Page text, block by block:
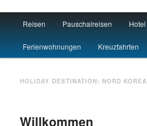
Travel : De
Skip to primary content
Skip to secondary content
Reisen Pauschalreisen Hotel
Ferienwohnungen Kreuzfahrten
HOLIDAY DESTINATION: NORD KOREA
Willkommen